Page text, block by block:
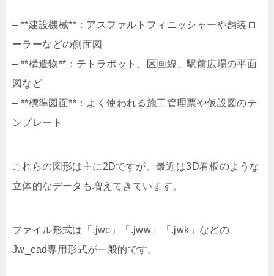
– **建設機械**：アスファルトフィニッシャーや舗装ロ
ーラーなどの側面図
– **構造物**：テトラポット、区画線、駅前広場の平面
図など
– **標準図面**：よく使われる施工管理票や仮設図のテ
ンプレート
これらの図形は主に2Dですが、最近は3D看板のような
立体的なデータも増えてきています。
ファイル形式は「.jwc」「.jww」「.jwk」などの
Jw_cad専用形式が一般的です。